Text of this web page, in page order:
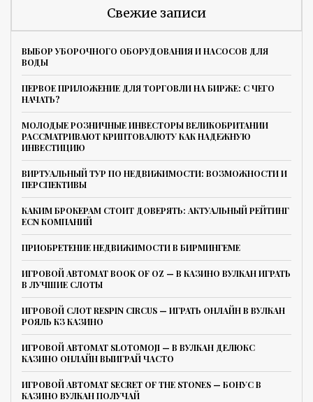
Свежие записи
ВЫБОР УБОРОЧНОГО ОБОРУДОВАНИЯ И НАСОСОВ ДЛЯ
ВОДЫ
ПЕРВОЕ ПРИЛОЖЕНИЕ ДЛЯ ТОРГОВЛИ НА БИРЖЕ: С ЧЕГО
НАЧАТЬ?
МОЛОДЫЕ РОЗНИЧНЫЕ ИНВЕСТОРЫ ВЕЛИКОБРИТАНИИ
РАССМАТРИВАЮТ КРИПТОВАЛЮТУ КАК НАДЕЖНУЮ
ИНВЕСТИЦИЮ
ВИРТУАЛЬНЫЙ ТУР ПО НЕДВИЖИМОСТИ: ВОЗМОЖНОСТИ И
ПЕРСПЕКТИВЫ
КАКИМ БРОКЕРАМ СТОИТ ДОВЕРЯТЬ: АКТУАЛЬНЫЙ РЕЙТИНГ
ECN КОМПАНИЙ
ПРИОБРЕТЕНИЕ НЕДВИЖИМОСТИ В БИРМИНГЕМЕ
ИГРОВОЙ АВТОМАТ BOOK OF OZ — В КАЗИНО ВУЛКАН ИГРАТЬ
В ЛУЧШИЕ СЛОТЫ
ИГРОВОЙ СЛОТ RESPIN CIRCUS — ИГРАТЬ ОНЛАЙН В ВУЛКАН
РОЯЛЬ КЗ КАЗИНО
ИГРОВОЙ АВТОМАТ SLOTOMOJI — В ВУЛКАН ДЕЛЮКС
КАЗИНО ОНЛАЙН ВЫИГРАЙ ЧАСТО
ИГРОВОЙ АВТОМАТ SECRET OF THE STONES — БОНУС В
КАЗИНО ВУЛКАН ПОЛУЧАЙ